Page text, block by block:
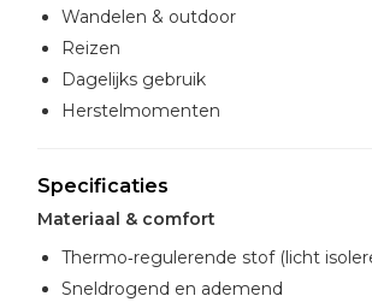
Wandelen & outdoor
Reizen
Dagelijks gebruik
Herstelmomenten
Specificaties
Materiaal & comfort
Thermo‑regulerende stof (licht
Sneldrogend en ademend